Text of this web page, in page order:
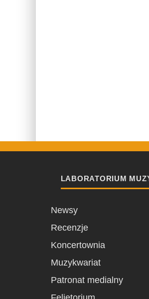
LABORATORIUM
Newsy
Recenzje
Koncertownia
Muzykwariat
Patronat medialny